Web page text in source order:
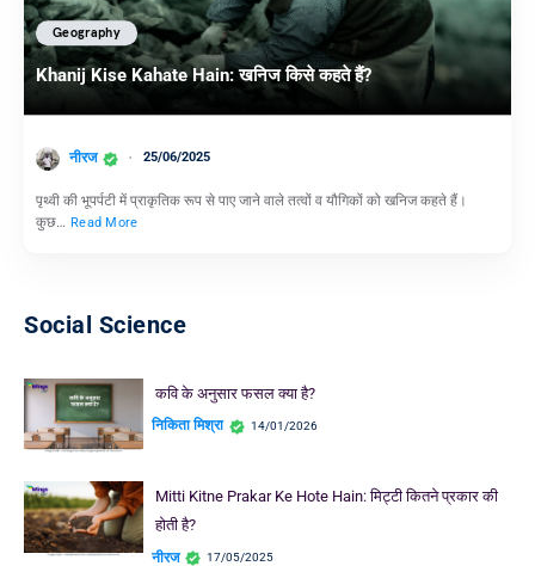
Geography
Khanij Kise Kahate Hain: खनिज किसे कहते हैं?
नीरज 25/06/2025
पृथ्वी की भूपर्पटी में प्राकृतिक रूप से पाए जाने वाले तत्वों व यौगिकों को खनिज कहते हैं।
कुछ… Read More
Social Science
कवि के अनुसार फसल क्या है?
निकिता मिश्रा 14/01/2026
Mitti Kitne Prakar Ke Hote Hain: मिट्टी कितने प्रकार की
होती है?
नीरज 17/05/2025